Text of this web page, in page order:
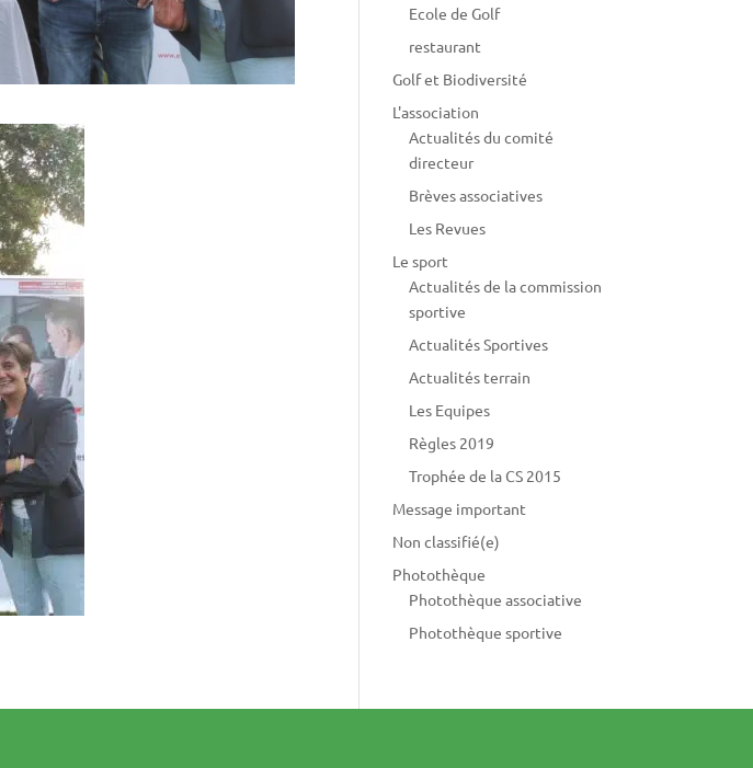
Ecole de Golf
restaurant
Golf et Biodiversité
L'association
Actualités du comité
directeur
Brèves associatives
Les Revues
Le sport
Actualités de la commission
sportive
Actualités Sportives
Actualités terrain
Les Equipes
Règles 2019
Trophée de la CS 2015
Message important
Non classifié(e)
Photothèque
Photothèque associative
Photothèque sportive